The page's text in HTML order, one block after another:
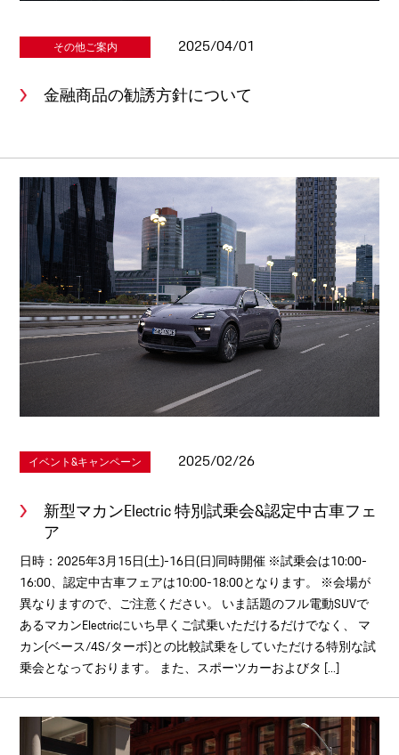
その他ご案内 2025/04/01
金融商品の勧誘方針について
イベント&キャンペーン 2025/02/26
新型マカンElectric 特別試乗会&認定中古車フェ
ア
日時：2025年3月15日(土)-16日(日)同時開催 ※試乗会は10:00-
16:00、認定中古車フェアは10:00-18:00となります。 ※会場が
異なりますので、ご注意ください。 いま話題のフル電動SUVで
あるマカンElectricにいち早くご試乗いただけるだけでなく、 マ
カン(ベース/4S/ターボ)との比較試乗をしていただける特別な試
乗会となっております。 また、スポーツカーおよびタ [...]